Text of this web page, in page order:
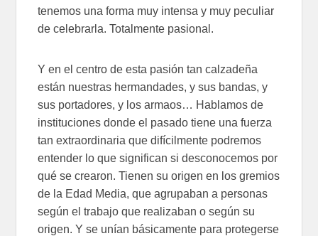
tenemos una forma muy intensa y muy peculiar
de celebrarla. Totalmente pasional.
Y en el centro de esta pasión tan calzadeña
están nuestras hermandades, y sus bandas, y
sus portadores, y los armaos… Hablamos de
instituciones donde el pasado tiene una fuerza
tan extraordinaria que difícilmente podremos
entender lo que significan si desconocemos por
qué se crearon. Tienen su origen en los gremios
de la Edad Media, que agrupaban a personas
según el trabajo que realizaban o según su
origen. Y se unían básicamente para protegerse